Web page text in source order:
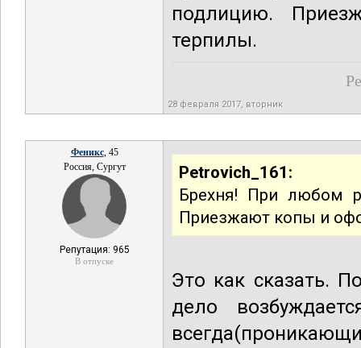
подлицию.
терпилы.
28 февраля 2017, вторник
Феникс, 45
Россия, Сургут
Репутация: 965
В отпуске
Petrovich_161:
Брехня! При любом
Приезжают копы и
Это как сказать.
дело